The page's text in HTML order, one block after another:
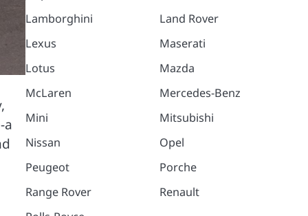
a
Lamborghini
Lexus
Lotus
McLaren
Mini
Nissan
Peugeot
Range Rover
Land Rover
Maserati
Mazda
Mercedes-Benz
Mitsubishi
Opel
Porche
Renault